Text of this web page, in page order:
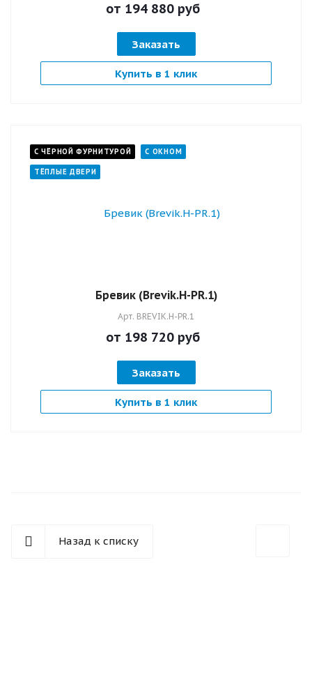
от 194 880 руб
Заказать
Купить в 1 клик
С ЧЁРНОЙ ФУРНИТУРОЙ С ОКНОМ
ТЁПЛЫЕ ДВЕРИ
Бревик (Brevik.H-PR.1)
Арт. BREVIK.H-PR.1
от 198 720 руб
Заказать
Купить в 1 клик
Назад к списку